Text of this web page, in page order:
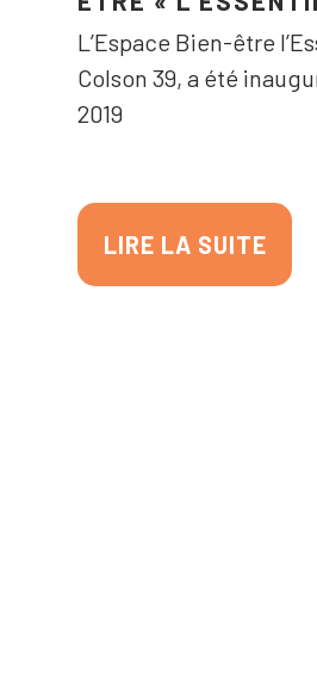
L’Espace Bien-être
Colson 39, a été
2019
LIRE LA SUITE